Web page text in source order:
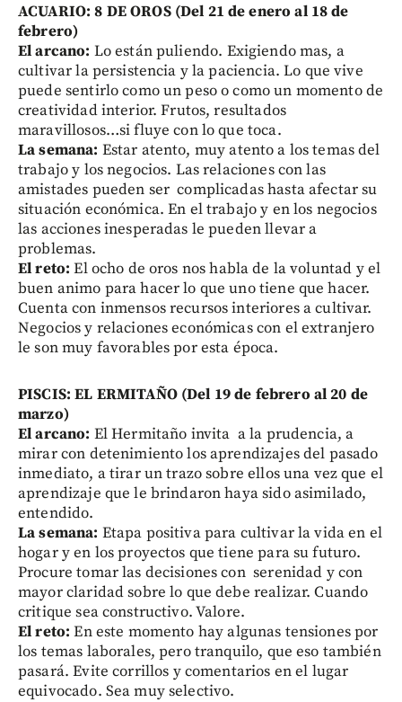
ACUARIO: 8 DE OROS (Del 21 de enero al 18 de
febrero)
El arcano: Lo están puliendo. Exigiendo mas, a
cultivar la persistencia y la paciencia. Lo que vive
puede sentirlo como un peso o como un momento de
creatividad interior. Frutos, resultados
maravillosos…si fluye con lo que toca.
La semana: Estar atento, muy atento a los temas del
trabajo y los negocios. Las relaciones con las
amistades pueden ser complicadas hasta afectar su
situación económica. En el trabajo y en los negocios
las acciones inesperadas le pueden llevar a
problemas.
El reto: El ocho de oros nos habla de la voluntad y el
buen animo para hacer lo que uno tiene que hacer.
Cuenta con inmensos recursos interiores a cultivar.
Negocios y relaciones económicas con el extranjero
le son muy favorables por esta época.
PISCIS: EL ERMITAÑO (Del 19 de febrero al 20 de
marzo)
El arcano: El Hermitaño invita a la prudencia, a
mirar con detenimiento los aprendizajes del pasado
inmediato, a tirar un trazo sobre ellos una vez que el
aprendizaje que le brindaron haya sido asimilado,
entendido.
La semana: Etapa positiva para cultivar la vida en el
hogar y en los proyectos que tiene para su futuro.
Procure tomar las decisiones con serenidad y con
mayor claridad sobre lo que debe realizar. Cuando
critique sea constructivo. Valore.
El reto: En este momento hay algunas tensiones por
los temas laborales, pero tranquilo, que eso también
pasará. Evite corrillos y comentarios en el lugar
equivocado. Sea muy selectivo.